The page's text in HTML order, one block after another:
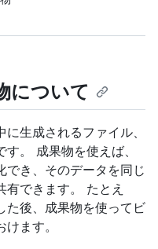
について
生成されるファイル、
。 成果物を使えば、
でき、そのデータを同じ
有できます。 たとえ
た後、成果物を使ってビ
ます。